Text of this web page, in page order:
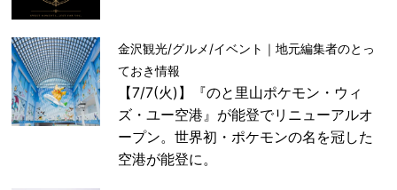
金沢観光/グルメ/イベント｜地元編集者のとっ
ておき情報
【7/7(火)】『のと里山ポケモン・ウィ
ズ・ユー空港』が能登でリニューアルオ
ープン。世界初・ポケモンの名を冠した
空港が能登に。